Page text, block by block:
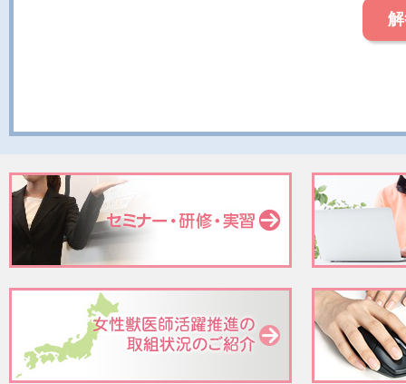
質問1に対する解答と解説：
非再生性免疫介在性貧血（NRIMA）は，重度の非再生性貧
得る薬剤投与歴の否定や基礎疾患（慢性出血，鉄欠乏性貧
全身スクリーニング検査，血清鉄及び総鉄結合能（TIBC
形成症候群，再生不良性貧血，赤芽球癆などを除外するこ
とが多く，線維組織の増生を認めることもある．本症例の